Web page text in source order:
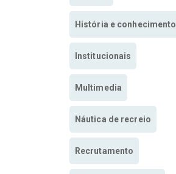
História e conhecimento
Institucionais
Multimedia
Náutica de recreio
Recrutamento